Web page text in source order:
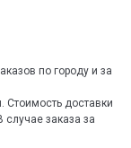
по городу и за
Стоимость доставки
заказа за